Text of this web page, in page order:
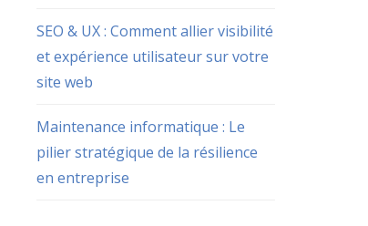
SEO & UX : Comment allier visibilité
et expérience utilisateur sur votre
site web
Maintenance informatique : Le
pilier stratégique de la résilience
en entreprise